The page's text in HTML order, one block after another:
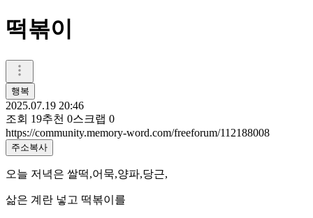
떡볶이
행복
2025.07.19 20:46
조회 19추천 0스크랩 0
https://community.memory-word.com/freeforum/112188008
주소복사
오늘 저녁은 쌀떡,어묵,양파,당근,
삶은 계란 넣고 떡볶이를